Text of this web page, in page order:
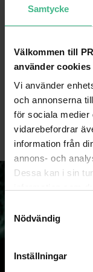
Samtycke
Välkommen till
använder cookies
Vi använder
och annonserna
för sociala medier
vidarebefordrar
information från
annons- och
Dessa kan i sin
Nödvändig
Inställningar
EUROLITE IR-26 REMOTE CONTROL
161 kr
GÅ TILL